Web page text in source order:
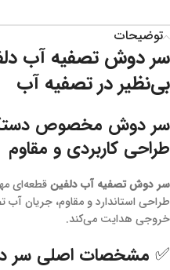
توضیحات
سر دوش تصفیه آب
بی‌نظیر در تصفیه آب
سر دوش مخصوص
طراحی کاربردی و مقاوم
سر دوش تصفیه آب دلفینقطعه‌ای
طراحی استاندارد و مقاوم، جریان
خروجی هدایت می‌کند.
✅ مشخصات اصلی سر